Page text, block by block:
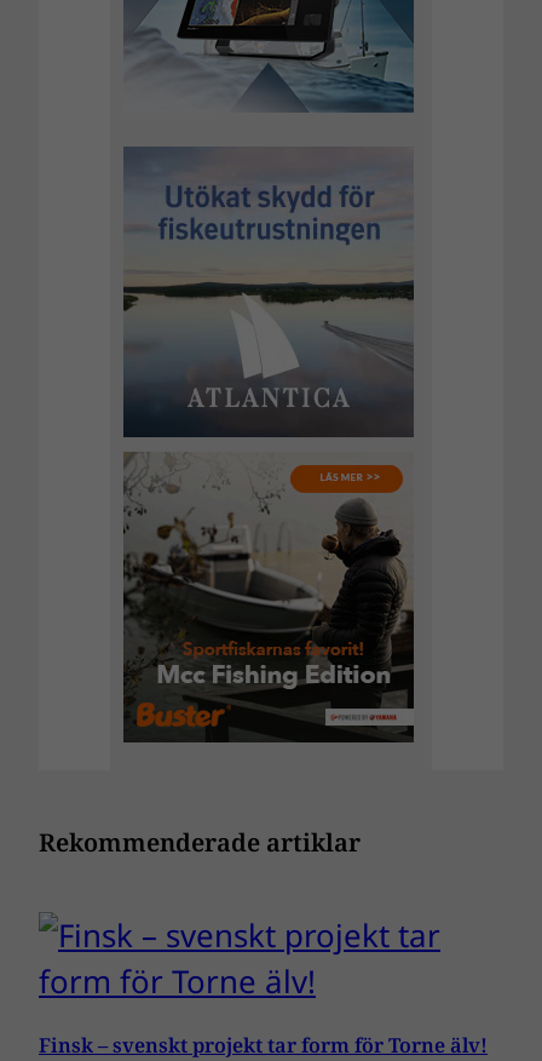
Rekommenderade artiklar
Finsk – svenskt projekt tar form för Torne älv!